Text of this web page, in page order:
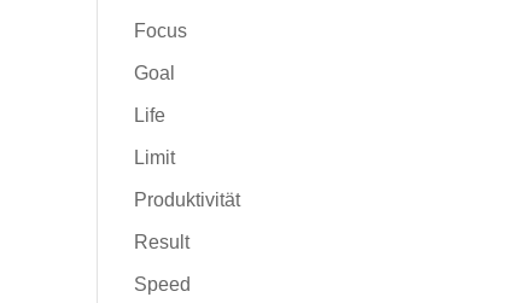
Focus
Goal
Life
Limit
Produktivität
Result
Speed